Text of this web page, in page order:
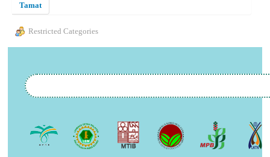
Tamat
Restricted Categories